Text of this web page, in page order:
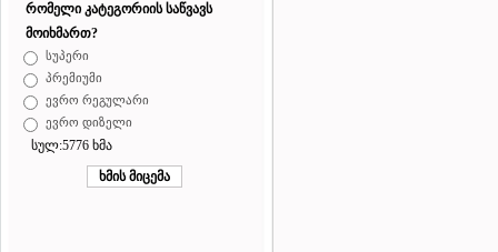
რომელი კატეგორიის საწვავს
მოიხმართ?
სუპერი
პრემიუმი
ევრო რეგულარი
ევრო დიზელი
სულ:5776 ხმა